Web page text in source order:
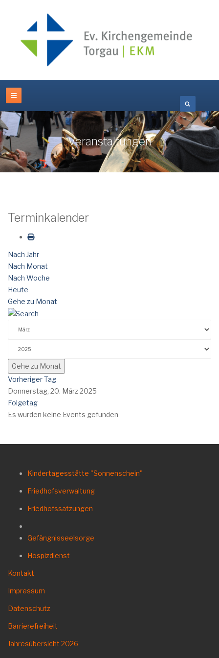
Veranstaltungen
Terminkalender
Nach Jahr
Nach Monat
Nach Woche
Heute
Gehe zu Monat
Gehe zu Monat
Vorheriger Tag
Donnerstag, 20. März 2025
Folgetag
Es wurden keine Events gefunden
Kindertagesstätte "Sonnenschein"
Friedhofsverwaltung
Friedhofssatzungen
Gefängnisseelsorge
Hospizdienst
Kontakt
Impressum
Datenschutz
Barrierefreiheit
Jahresübersicht 2026